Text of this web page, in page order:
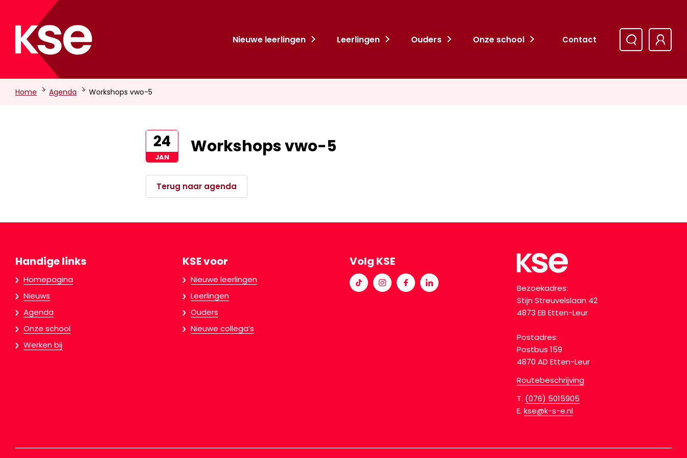
Nieuwe leerlingen Leerlingen Ouders Onze school Contact
Home -Agenda -Workshops vwo-5
24
JAN
Workshops vwo-5
Terug naar agenda
Handige links
Homepagina
Nieuws
Agenda
Onze school
Werken bij
KSE voor
Nieuwe leerlingen
Leerlingen
Ouders
Nieuwe collega’s
Volg KSE
Bezoekadres:
Stijn Streuvelslaan 42
4873 EB Etten-Leur
Postadres:
Postbus 159
4870 AD Etten-Leur
Routebeschrijving
T. (076) 5015905
E. kse@k-s-e.nl